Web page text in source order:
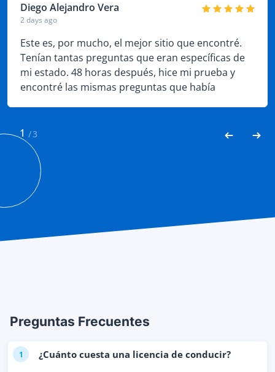
Diego Alejandro Vera
2 days ago
Este es, por mucho, el mejor sitio que encontré.
Tenían tantas preguntas que eran específicas de
mi estado. 48 horas después, hice mi prueba y
encontré las mismas preguntas que había
1 /3
Preguntas Frecuentes
1 ¿Cuánto cuesta una licencia de conducir?